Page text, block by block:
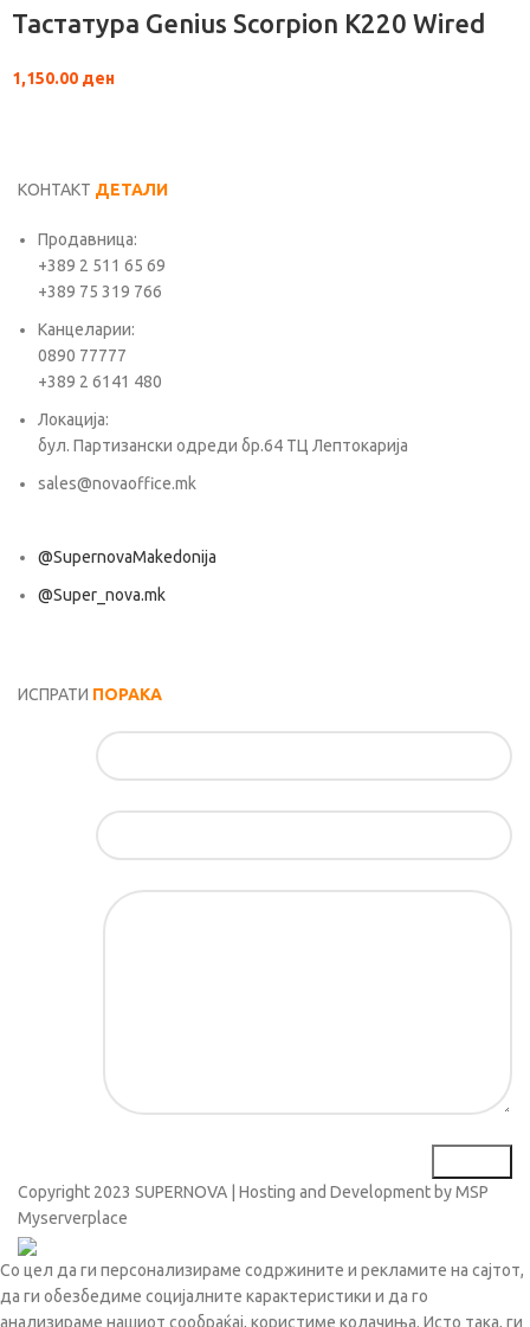
Тастатура Genius Scorpion К220 Wired
1,150.00 ден
КОНТАКТ ДЕТАЛИ
Продавница:
+389 2 511 65 69
+389 75 319 766
Канцеларии:
0890 77777
+389 2 6141 480
Локација:
бул. Партизански одреди бр.64 ТЦ Лептокарија
sales@novaoffice.mk
@SupernovaMakedonija
@Super_nova.mk
ИСПРАТИ ПОРАКА
Copyright 2023 SUPERNOVA | Hosting and Development by MSP
Myserverplace
Со цел да ги персонализираме содржините и рекламите на сајтот,
да ги обезбедиме социјалните карактеристики и да го
анализираме нашиот сообраќај, користиме колачиња. Исто така, ги